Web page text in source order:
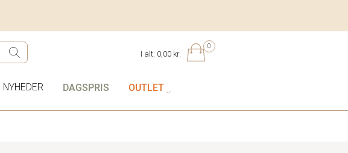
0
I alt: 0,00 kr.
NYHEDER DAGSPRIS OUTLET